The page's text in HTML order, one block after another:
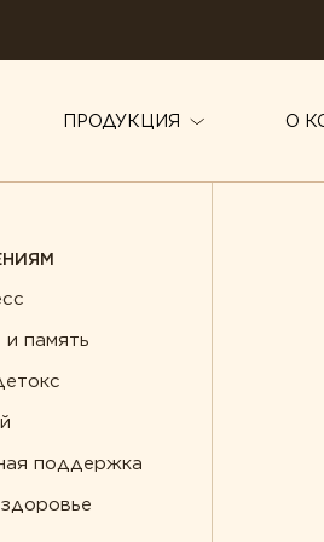
ПРОДУКЦИЯ
поддержка
Поддержка
О
и память
поддержка